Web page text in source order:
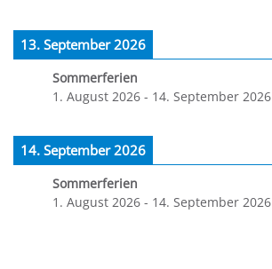
13. September 2026
Sommerferien
1. August 2026 - 14. September 2026
14. September 2026
Sommerferien
1. August 2026 - 14. September 2026